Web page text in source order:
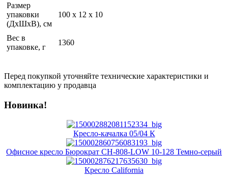
Размер
упаковки
(ДхШхВ), см
100 x 12 x 10
Вес в
упаковке, г
1360
Перед покупкой уточняйте технические характеристики и
комплектацию у продавца
Новинка!
Кресло-качалка 05/04 К
Офисное кресло Бюрократ CH-808-LOW 10-128 Темно-серый
Кресло California